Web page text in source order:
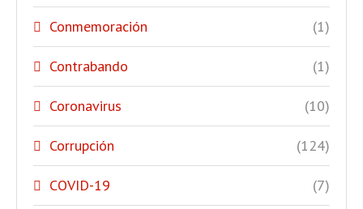
Conmemoración (1)
Contrabando (1)
Coronavirus (10)
Corrupción (124)
COVID-19 (7)